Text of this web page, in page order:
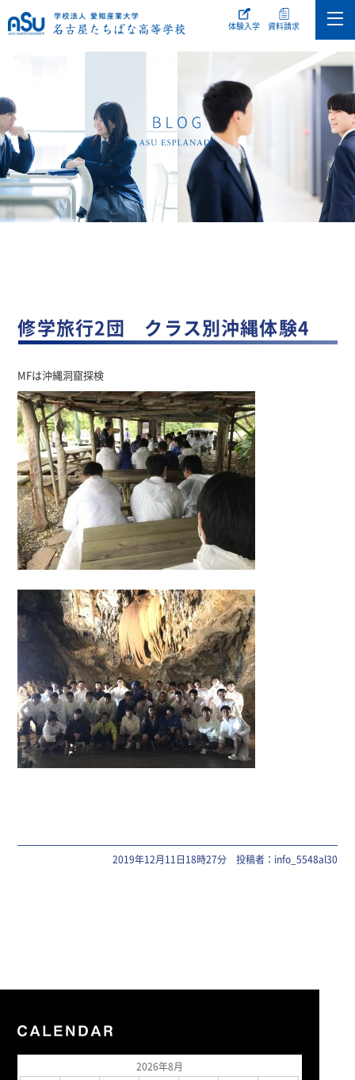
体験入学 資料請求
修学旅行2団 クラス別沖縄体験4
MFは沖縄洞窟探検
2019年12月11日18時27分 投稿者：info_5548al30
2026年8月